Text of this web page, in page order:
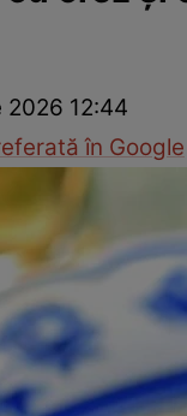
2026 12:44
în Google